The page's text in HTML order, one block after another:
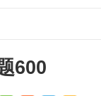
600